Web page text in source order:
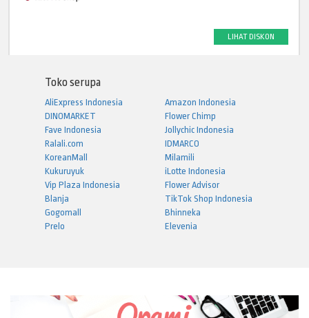
LIHAT DISKON
Toko serupa
AliExpress Indonesia
DINOMARKET
Fave Indonesia
Ralali.com
KoreanMall
Kukuruyuk
Vip Plaza Indonesia
Blanja
Gogomall
Prelo
Amazon Indonesia
Flower Chimp
Jollychic Indonesia
IDMARCO
Milamili
iLotte Indonesia
Flower Advisor
TikTok Shop Indonesia
Bhinneka
Elevenia